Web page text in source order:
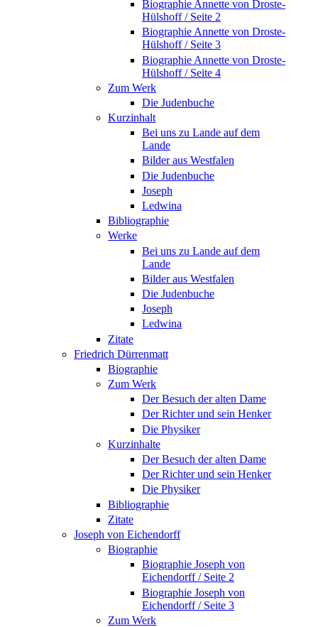
Biographie Annette von Droste-
Hülshoff / Seite 2
Biographie Annette von Droste-
Hülshoff / Seite 3
Biographie Annette von Droste-
Hülshoff / Seite 4
Zum Werk
Die Judenbuche
Kurzinhalt
Bei uns zu Lande auf dem
Lande
Bilder aus Westfalen
Die Judenbuche
Joseph
Ledwina
Bibliographie
Werke
Bei uns zu Lande auf dem
Lande
Bilder aus Westfalen
Die Judenbuche
Joseph
Ledwina
Zitate
Friedrich Dürrenmatt
Biographie
Zum Werk
Der Besuch der alten Dame
Der Richter und sein Henker
Die Physiker
Kurzinhalte
Der Besuch der alten Dame
Der Richter und sein Henker
Die Physiker
Bibliographie
Zitate
Joseph von Eichendorff
Biographie
Biographie Joseph von
Eichendorff / Seite 2
Biographie Joseph von
Eichendorff / Seite 3
Zum Werk